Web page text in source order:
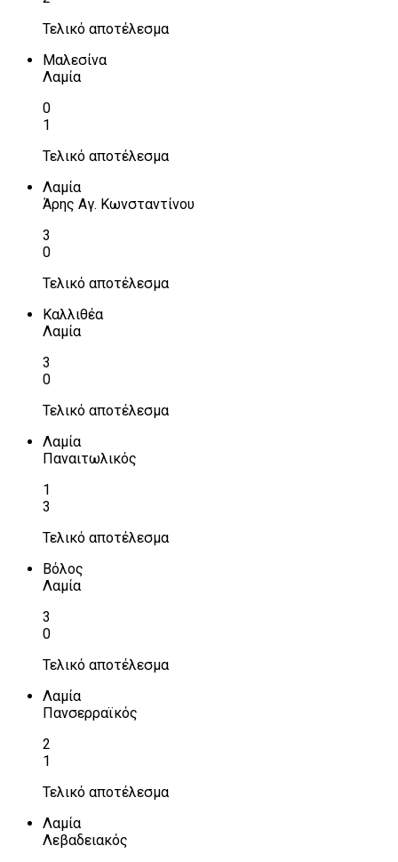
Τελικό αποτέλεσμα
Μαλεσίνα
Λαμία
0
1
Τελικό αποτέλεσμα
Λαμία
Άρης Αγ. Κωνσταντίνου
3
0
Τελικό αποτέλεσμα
Καλλιθέα
Λαμία
3
0
Τελικό αποτέλεσμα
Λαμία
Παναιτωλικός
1
3
Τελικό αποτέλεσμα
Βόλος
Λαμία
3
0
Τελικό αποτέλεσμα
Λαμία
Πανσερραϊκός
2
1
Τελικό αποτέλεσμα
Λαμία
Λεβαδειακός